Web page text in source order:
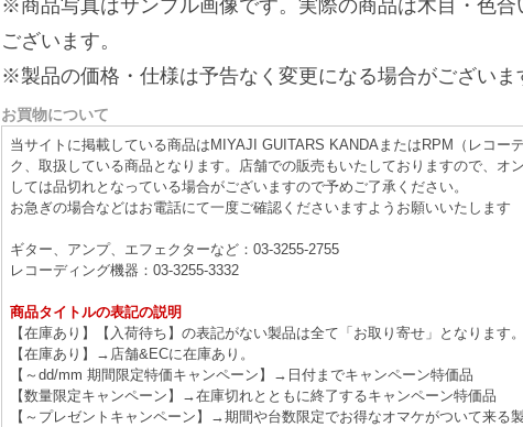
※商品写真はサンプル画像です。実際の商品は木目・色
ございます。
※製品の価格・仕様は予告なく変更になる場合がございま
お買物について
当サイトに掲載している商品はMIYAJI GUITARS KANDAまたはRPM（レコー
ク、取扱している商品となります。店舗での販売もいたしておりますので、オ
しては品切れとなっている場合がございますので予めご了承ください。
お急ぎの場合などはお電話にて一度ご確認くださいますようお願いいたします
ギター、アンプ、エフェクターなど：03-3255-2755
レコーディング機器：03-3255-3332
商品タイトルの表記の説明
【在庫あり】【入荷待ち】の表記がない製品は全て「お取り寄せ」となります。
【在庫あり】→店舗&ECに在庫あり。
【～dd/mm 期間限定特価キャンペーン】→日付までキャンペーン特価品
【数量限定キャンペーン】→在庫切れとともに終了するキャンペーン特価品
【～プレゼントキャンペーン】→期間や台数限定でお得なオマケがついて来る